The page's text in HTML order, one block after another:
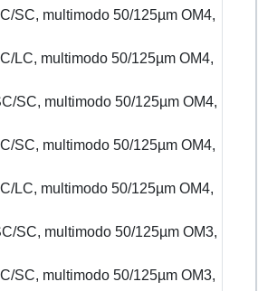
SC, multimodo 50/125µm OM4,
LC, multimodo 50/125µm OM4,
SC, multimodo 50/125µm OM4,
SC, multimodo 50/125µm OM4,
LC, multimodo 50/125µm OM4,
SC, multimodo 50/125µm OM3,
SC, multimodo 50/125µm OM3,